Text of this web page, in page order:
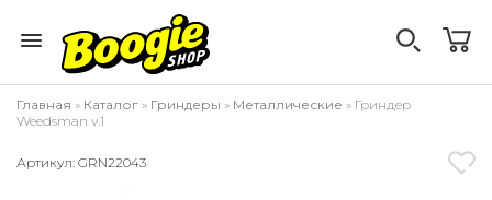
Главная » Каталог » Гриндеры » Металлические » Гриндер
Weedsman v.1
Артикул: GRN22043